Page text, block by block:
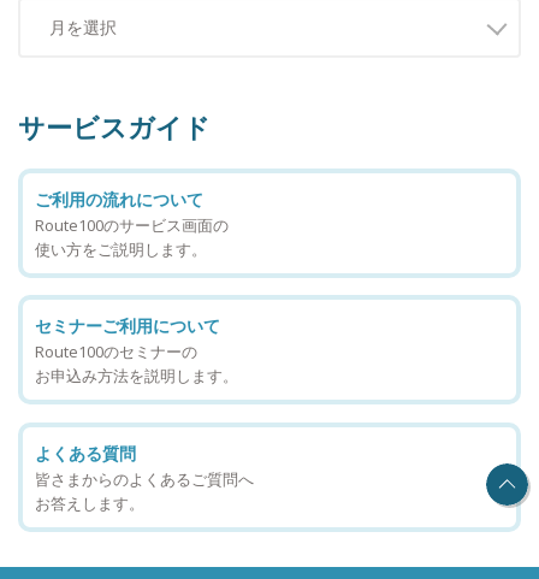
サービスガイド
ご利用の流れについて
Route100のサービス画面の
使い方をご説明します。
セミナーご利用について
Route100のセミナーの
お申込み方法を説明します。
よくある質問
皆さまからのよくあるご質問へ
お答えします。